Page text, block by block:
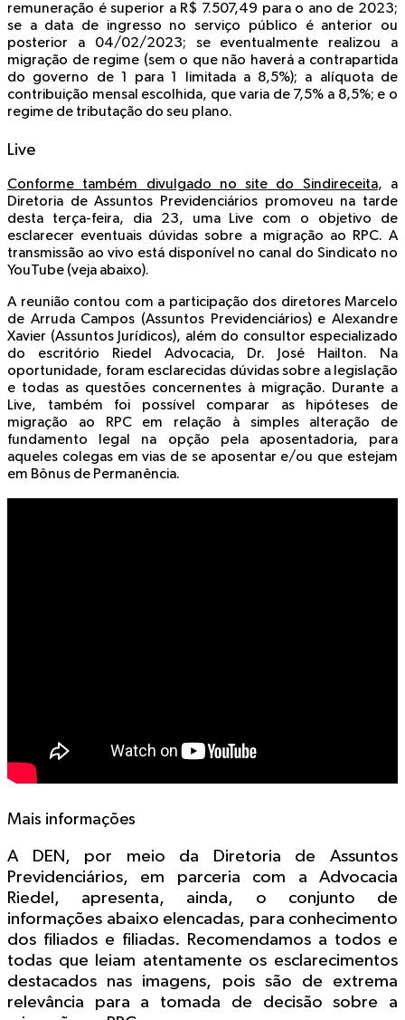
remuneração é superior a R$ 7.507,49 para o ano de 2023;
se a data de ingresso no serviço público é anterior ou
posterior a 04/02/2023; se eventualmente realizou a
migração de regime (sem o que não haverá a contrapartida
do governo de 1 para 1 limitada a 8,5%); a alíquota de
contribuição mensal escolhida, que varia de 7,5% a 8,5%; e o
regime de tributação do seu plano.
Live
Conforme também divulgado no site do Sindireceita, a
Diretoria de Assuntos Previdenciários promoveu na tarde
desta terça-feira, dia 23, uma Live com o objetivo de
esclarecer eventuais dúvidas sobre a migração ao RPC. A
transmissão ao vivo está disponível no canal do Sindicato no
YouTube (veja abaixo).
A reunião contou com a participação dos diretores Marcelo
de Arruda Campos (Assuntos Previdenciários) e Alexandre
Xavier (Assuntos Jurídicos), além do consultor especializado
do escritório Riedel Advocacia, Dr. José Hailton. Na
oportunidade, foram esclarecidas dúvidas sobre a legislação
e todas as questões concernentes à migração. Durante a
Live, também foi possível comparar as hipóteses de
migração ao RPC em relação à simples alteração de
fundamento legal na opção pela aposentadoria, para
aqueles colegas em vias de se aposentar e/ou que estejam
em Bônus de Permanência.
Mais informações
A DEN, por meio da Diretoria de Assuntos
Previdenciários, em parceria com a Advocacia
Riedel, apresenta, ainda, o conjunto de
informações abaixo elencadas, para conhecimento
dos filiados e filiadas. Recomendamos a todos e
todas que leiam atentamente os esclarecimentos
destacados nas imagens, pois são de extrema
relevância para a tomada de decisão sobre a